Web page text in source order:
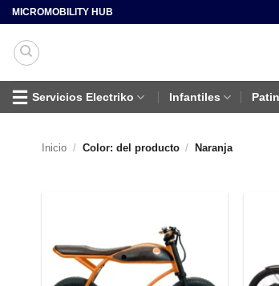
Saltar
contenido
MICROMOBILITY HUB
Servicios Electriko Infantiles
Inicio / Color: del producto / Naranja